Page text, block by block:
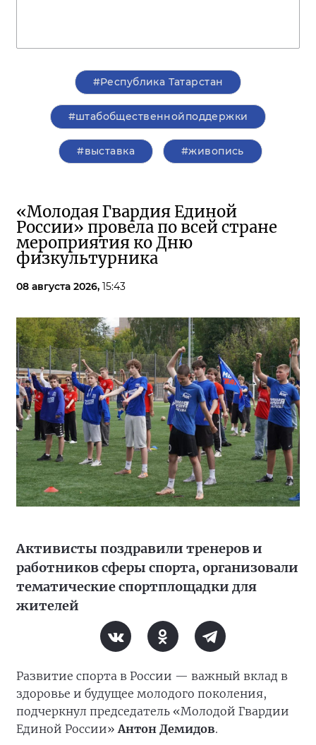
#Республика Татарстан
#штабобщественнойподдержки
#выставка #живопись
«Молодая Гвардия Единой
России» провела по всей стране
мероприятия ко Дню
физкультурника
08 августа 2026, 15:43
Активисты поздравили тренеров и
работников сферы спорта, организовали
тематические спортплощадки для
жителей
Развитие спорта в России — важный вклад в
здоровье и будущее молодого поколения,
подчеркнул председатель «Молодой Гвардии
Единой России» Антон Демидов.